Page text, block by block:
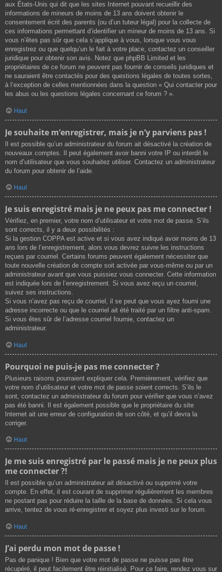
aux États-Unis qui dit que les sites Internet pouvant recueillir des
informations de mineurs de moins de 13 ans doivent obtenir le
consentement écrit des parents (ou d’un tuteur légal) pour la collecte de
ces informations permettant d’identifier un mineur de moins de 13 ans. Si
vous n’êtes pas sûr que cela s’applique à vous, lorsque vous vous
enregistrez ou que quelqu’un le fait à votre place, contactez un conseiller
juridique pour obtenir son avis. Notez que phpBB Limited et les
propriétaires de ce forum ne peuvent pas fournir de conseils juridiques et
ne sauraient être contactés pour des questions légales de toutes sortes,
à l’exception de celles mentionnées dans la question « Qui contacter pour
les abus ou les questions légales concernant ce forum ? ».
Haut
Je souhaite m’enregistrer, mais je n’y parviens pas !
Il est possible qu’un administrateur du forum ait désactivé la création de
nouveaux comptes. Il peut également avoir banni votre IP ou interdit le
nom d’utilisateur que vous souhaitez utiliser. Contactez un administrateur
du forum pour obtenir de l’aide.
Haut
Je suis enregistré mais je ne peux pas me connecter !
Vérifiez, en premier, votre nom d’utilisateur et votre mot de passe. S’ils
sont corrects, il y a deux possibilités :
Si la gestion COPPA est active et si vous avez indiqué avoir moins de 13
ans lors de l’enregistrement, alors vous devrez suivre les instructions
reçues par courriel. Certains forums peuvent également nécessiter que
toute nouvelle création de compte soit activée par vous-même ou par un
administrateur avant que vous puissiez vous connecter. Cette information
est indiquée lors de l’enregistrement. Si vous avez reçu un courriel,
suivez ses instructions.
Si vous n’avez pas reçu de courriel, il se peut que vous ayez fourni une
adresse incorrecte ou que le courriel ait été traité par un filtre anti-spam.
Si vous êtes sûr de l’adresse courriel fournie, contactez un
administrateur.
Haut
Pourquoi ne puis-je pas me connecter ?
Plusieurs raisons pourraient expliquer cela. Premièrement, vérifiez que
votre nom d’utilisateur et votre mot de passe soient corrects. S’ils le
sont, contactez un administrateur du forum pour vérifier que vous n’avez
pas été banni. Il est également possible que le propriétaire du site
Internet ait une erreur de configuration de son côté, et qu’il devra la
corriger.
Haut
Je me suis enregistré par le passé mais je ne peux plus
me connecter ?!
Il est possible qu’un administrateur ait désactivé ou supprimé votre
compte. En effet, il est courant de supprimer régulièrement les membres
ne postant pas pour réduire la taille de la base de données. Si cela vous
arrive, tentez de vous ré-enregistrer et soyez plus investi sur le forum.
Haut
J’ai perdu mon mot de passe !
Pas de panique ! Bien que votre mot de passe ne puisse pas être
récupéré, il peut facilement être réinitialisé. Pour ce faire, rendez vous sur